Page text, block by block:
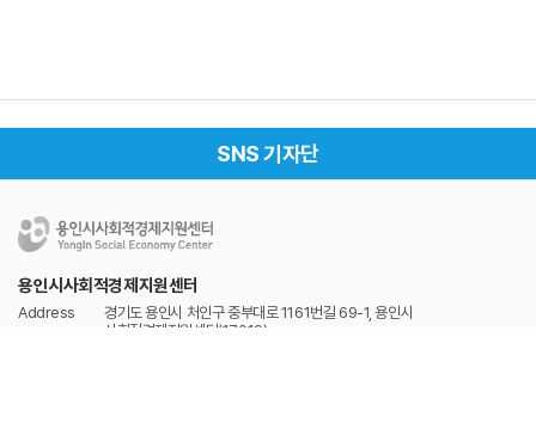
SNS 기자단
용인시사회적경제지원센터
Address
경기도 용인시 처인구 중부대로 1161번길 69-1, 용인시
사회적경제지원센터(17019)